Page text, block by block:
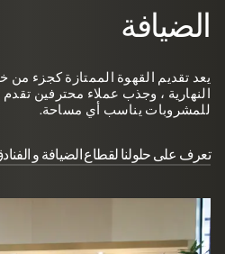
الضيافة
يعد تقديم القهوة الممتازة كجزء من
النهارية ، وجذب عملاء محترفين
للمشروبات يناسب أي مساحة.
تعرف على حلولنا لقطاع الضيافة و